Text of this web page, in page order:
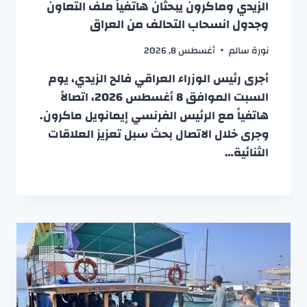
الزيدي وماكرون يبحثان هاتفياً ملف التعاون
وجدول انسحاب التحالف من العراق
نورة سالم أغسطس 8, 2026
أجرى رئيس الوزراء العراقي فالح الزيدي، يوم
السبت الموافق 8 أغسطس 2026، اتصالاً
هاتفياً مع الرئيس الفرنسي إيمانويل ماكرون.
وجرى خلال الاتصال بحث سبل تعزيز العلاقات
الثنائية…